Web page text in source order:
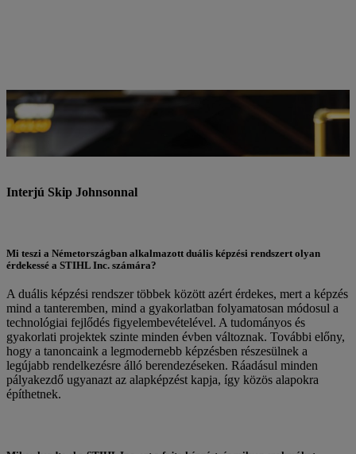
SKIP JOHNSON (59)
a STIHL Inc. képzési vezetője, és jól ismeri a
sikeresen exportált duális képzést: 1988-ban sikeresen elvégezte a
német-amerikai szerszámkészítő tanfolyamot.
Interjú Skip Johnsonnal
Mi teszi a Németországban alkalmazott duális képzési rendszert olyan
érdekessé a STIHL Inc. számára?
A duális képzési rendszer többek között azért érdekes, mert a képzés
mind a tanteremben, mind a gyakorlatban folyamatosan módosul a
technológiai fejlődés figyelembevételével. A tudományos és
gyakorlati projektek szinte minden évben változnak. További előny,
hogy a tanoncaink a legmodernebb képzésben részesülnek a
legújabb rendelkezésre álló berendezéseken. Ráadásul minden
pályakezdő ugyanazt az alapképzést kapja, így közös alapokra
építhetnek.